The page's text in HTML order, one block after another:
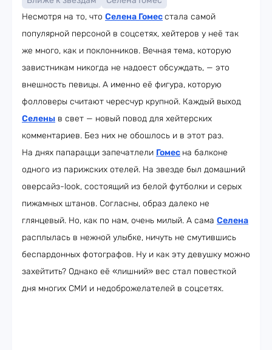
Несмотря на то, что Селена Гомесстала самой
популярной персоной в соцсетях, хейтеров у неё так
же много, как и поклонников. Вечная тема, которую
завистникам никогда не надоест обсуждать, — это
внешность певицы. А именно её фигура, которую
фолловеры считают чересчур крупной. Каждый выход
Селены в свет — новый повод для хейтерских
комментариев. Без них не обошлось и в этот раз.
На днях папарацци запечатлели Гомес на балконе
одного из парижских отелей. На звезде был домашний
оверсайз-look, состоящий из белой футболки и серых
пижамных штанов. Согласны, образ далеко не
глянцевый. Но, как по нам, очень милый. А сама Селена
расплылась в нежной улыбке, ничуть не смутившись
беспардонных фотографов. Ну и как эту девушку можно
захейтить? Однако её «лишний» вес стал повесткой
дня многих СМИ и недоброжелателей в соцсетях.